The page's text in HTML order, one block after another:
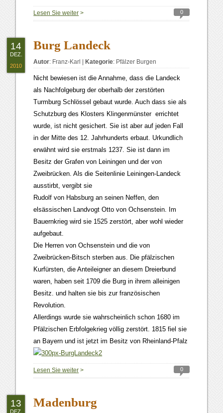
Lesen Sie weiter > 0
Burg Landeck
Autor: Franz-Karl Kategorie: Pfälzer Burgen
Nicht bewiesen ist die Annahme, dass die Landeck
als Nachfolgeburg der oberhalb der zerstörten
Turmburg Schlössel gebaut wurde. Auch dass sie als
Schutzburg des Klosters Klingenmünster errichtet
wurde, ist nicht gesichert. Sie ist aber auf jeden Fall
in der Mitte des 12. Jahrhunderts erbaut. Urkundlich
erwähnt wird sie erstmals 1237. Sie ist dann im
Besitz der Grafen von Leiningen und der von
Zweibrücken. Als die Seitenlinie Leiningen-Landeck
ausstirbt, vergibt sie
Rudolf von Habsburg an seinen Neffen, den
elsässischen Landvogt Otto von Ochsenstein. Im
Bauernkrieg wird sie 1525 zerstört, aber wohl wieder
aufgebaut.
Die Herren von Ochsenstein und die von
Zweibrücken-Bitsch sterben aus. Die pfälzischen
Kurfürsten, die Anteileigner an diesem Dreierbund
waren, haben seit 1709 die Burg in ihrem alleinigen
Besitz. und halten sie bis zur französischen
Revolution.
Allerdings wurde sie wahrscheinlich schon 1680 im
Pfälzischen Erbfolgekrieg völlig zerstört. 1815 fiel sie
an Bayern und ist jetzt im Besitz von Rheinland-Pfalz
Lesen Sie weiter > 0
14
DEZ.
2010
Madenburg
13
DEZ.